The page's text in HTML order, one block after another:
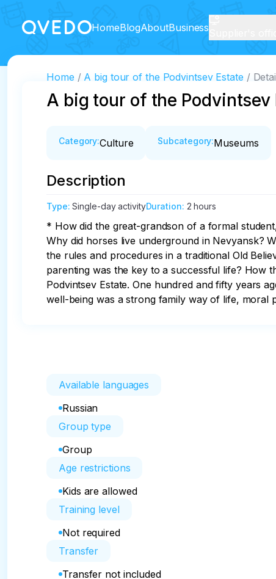
HomeBlogAboutBusiness
Home A big tour of the Podvintsev Estate
A big tour of the Podvintsev
Category:Culture Subcategory:Museums
Description
Type:Single-day activityDuration: 2 hours
* How did the great-grandson of a formal
Why did horses live underground in Nevyansk?
the rules and procedures in a traditional Old
parenting was the key to a successful life? How
Podvintsev Estate. One hundred and fifty years
well-being was a strong family way of life, moral
Available languages
Russian
Group type
Group
Age restrictions
Kids are allowed
Training level
Not required
Transfer
Transfer not included